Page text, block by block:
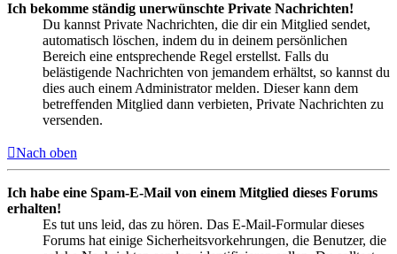
Ich bekomme ständig unerwünschte Private Nachrichten!
Du kannst Private Nachrichten, die dir ein Mitglied sendet,
automatisch löschen, indem du in deinem persönlichen
Bereich eine entsprechende Regel erstellst. Falls du
belästigende Nachrichten von jemandem erhältst, so kannst du
dies auch einem Administrator melden. Dieser kann dem
betreffenden Mitglied dann verbieten, Private Nachrichten zu
versenden.
Nach oben
Ich habe eine Spam-E-Mail von einem Mitglied dieses Forums
erhalten!
Es tut uns leid, das zu hören. Das E-Mail-Formular dieses
Forums hat einige Sicherheitsvorkehrungen, die Benutzer, die